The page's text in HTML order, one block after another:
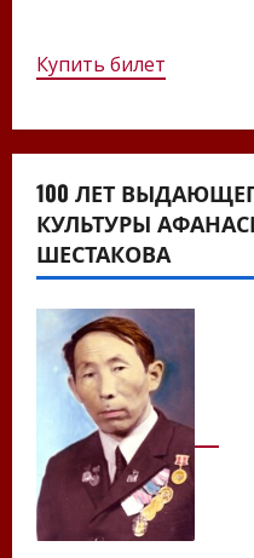
Купить билет
100 ЛЕТ
КУЛЬТУРЫ
ШЕСТАКОВА